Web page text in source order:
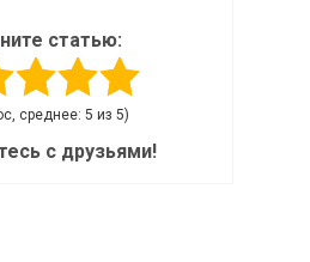
статью:
среднее: 5 из 5)
с друзьями!